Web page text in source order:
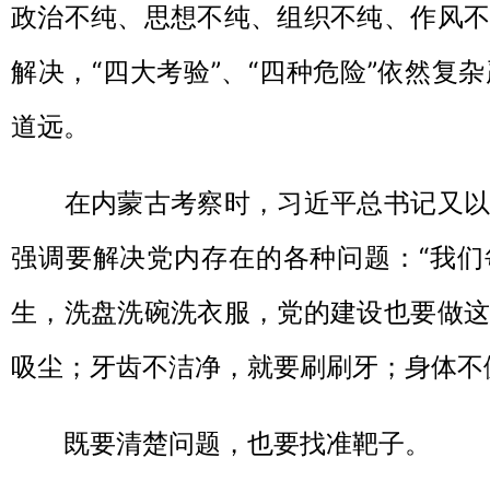
政治不纯、思想不纯、组织不纯、作风
解决，“四大考验”、“四种危险”依然复
道远。
在内蒙古考察时，习近平总书记又以
强调要解决党内存在的各种问题：“我
生，洗盘洗碗洗衣服，党的建设也要做
吸尘；牙齿不洁净，就要刷刷牙；身体
既要清楚问题，也要找准靶子。